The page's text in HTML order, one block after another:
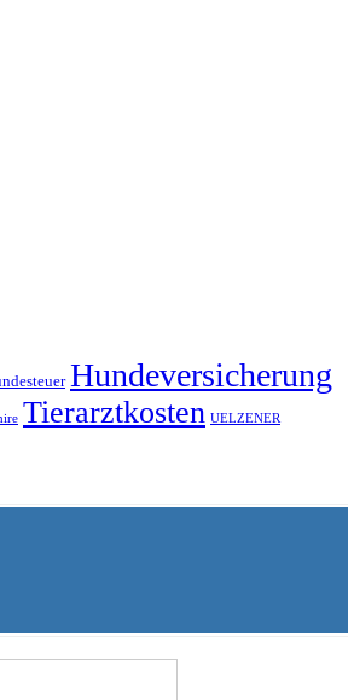
Hundeversicherung
Tierarztkosten UELZENER